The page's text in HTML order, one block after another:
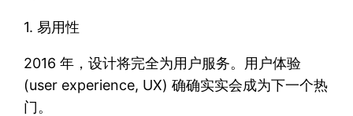
1. 易用性
2016 年，设计将完全为用户服务。用户体验
(user experience, UX) 确确实实会成为下一个热
门。